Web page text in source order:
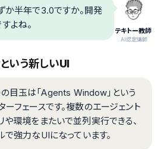
テキトー教師
.AI認定講師
か半年で3.0ですか。開発
よね。
う新しいUI
目玉は「Agents Window」という
ーフェースです。複数のエージェント
や環境をまたいで並列実行できる、
で強力なUIになっています。